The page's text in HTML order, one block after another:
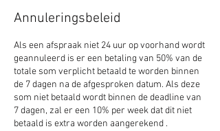
Annuleringsbeleid
Als een afspraak niet 24 uur op voorhand wordt
geannuleerd is er een betaling van 50% van de
totale som verplicht betaald te worden binnen
de 7 dagen na de afgesproken datum. Als deze
som niet betaald wordt binnen de deadline van
7 dagen, zal er een 10% per week dat dit niet
betaald is extra worden aangerekend .